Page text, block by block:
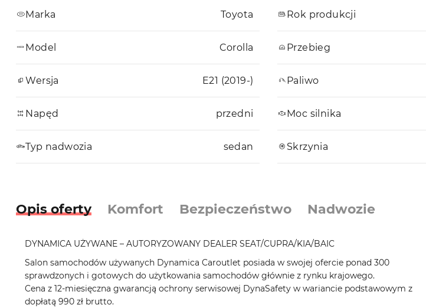
Marka Toyota
Model Corolla
Wersja E21 (2019-)
Napęd przedni
Typ nadwozia sedan
Rok produkcji
Przebieg
Paliwo
Moc silnika
Skrzynia
Opis oferty Komfort Bezpieczeństwo Nadwozie
DYNAMICA UŻYWANE – AUTORYZOWANY DEALER SEAT/CUPRA/KIA/BAIC
Salon samochodów używanych Dynamica Caroutlet posiada w swojej ofercie ponad 300
sprawdzonych i gotowych do użytkowania samochodów głównie z rynku krajowego.
Cena z 12-miesięczna gwarancją ochrony serwisowej DynaSafety w wariancie podstawowym z
dopłatą 990 zł brutto.